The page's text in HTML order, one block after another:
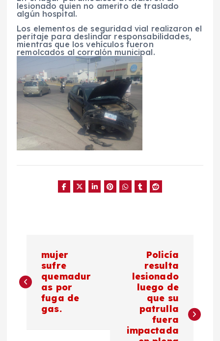
lesionado quien no amerito de traslado
algún hospital.
Los elementos de seguridad vial realizaron el
peritaje para deslindar responsabilidades,
mientras que los vehículos fueron
remolcados al corralón municipal.
a
v
mujer
sufre
quemadur
as por
fuga de
gas.
Policía
resulta
lesionado
luego de
que su
patrulla
fuera
impactada